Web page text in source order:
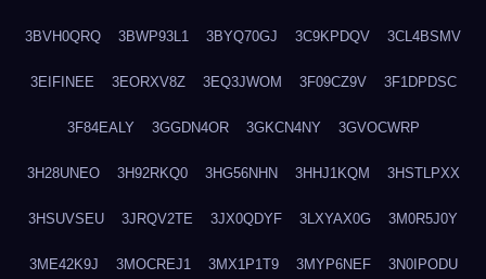
3BVH0QRQ 3BWP93L1 3BYQ70GJ 3C9KPDQV 3CL4BSMV
3EIFINEE 3EORXV8Z 3EQ3JWOM 3F09CZ9V 3F1DPDSC
3F84EALY 3GGDN4OR 3GKCN4NY 3GVOCWRP
3H28UNEO 3H92RKQ0 3HG56NHN 3HHJ1KQM 3HSTLPXX
3HSUVSEU 3JRQV2TE 3JX0QDYF 3LXYAX0G 3M0R5J0Y
3ME42K9J 3MOCREJ1 3MX1P1T9 3MYP6NEF 3N0IPODU